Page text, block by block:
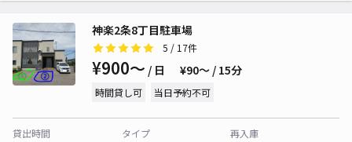
神楽2条8丁目駐車場
5 / 17件
¥900〜 / 日 ¥90〜 / 15分
時間貸し可 当日予約不可
貸出時間
タイプ
再入庫